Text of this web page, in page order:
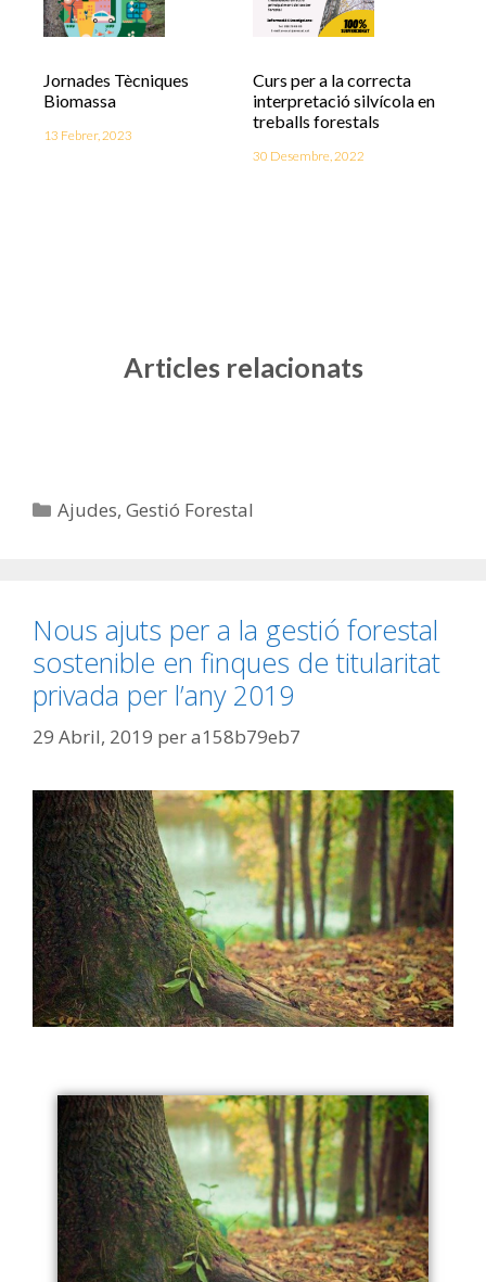
Jornades Tècniques
Biomassa
13 Febrer, 2023
Curs per a la correcta
interpretació silvícola en
treballs forestals
30 Desembre, 2022
Articles relacionats
Ajudes,Gestió Forestal
Nous ajuts per a la gestió forestal
sostenible en finques de titularitat
privada per l’any 2019
29 Abril, 2019 pera158b79eb7